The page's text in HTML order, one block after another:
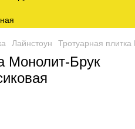
Лайнстоун Тротуарная
Монолит-Брук